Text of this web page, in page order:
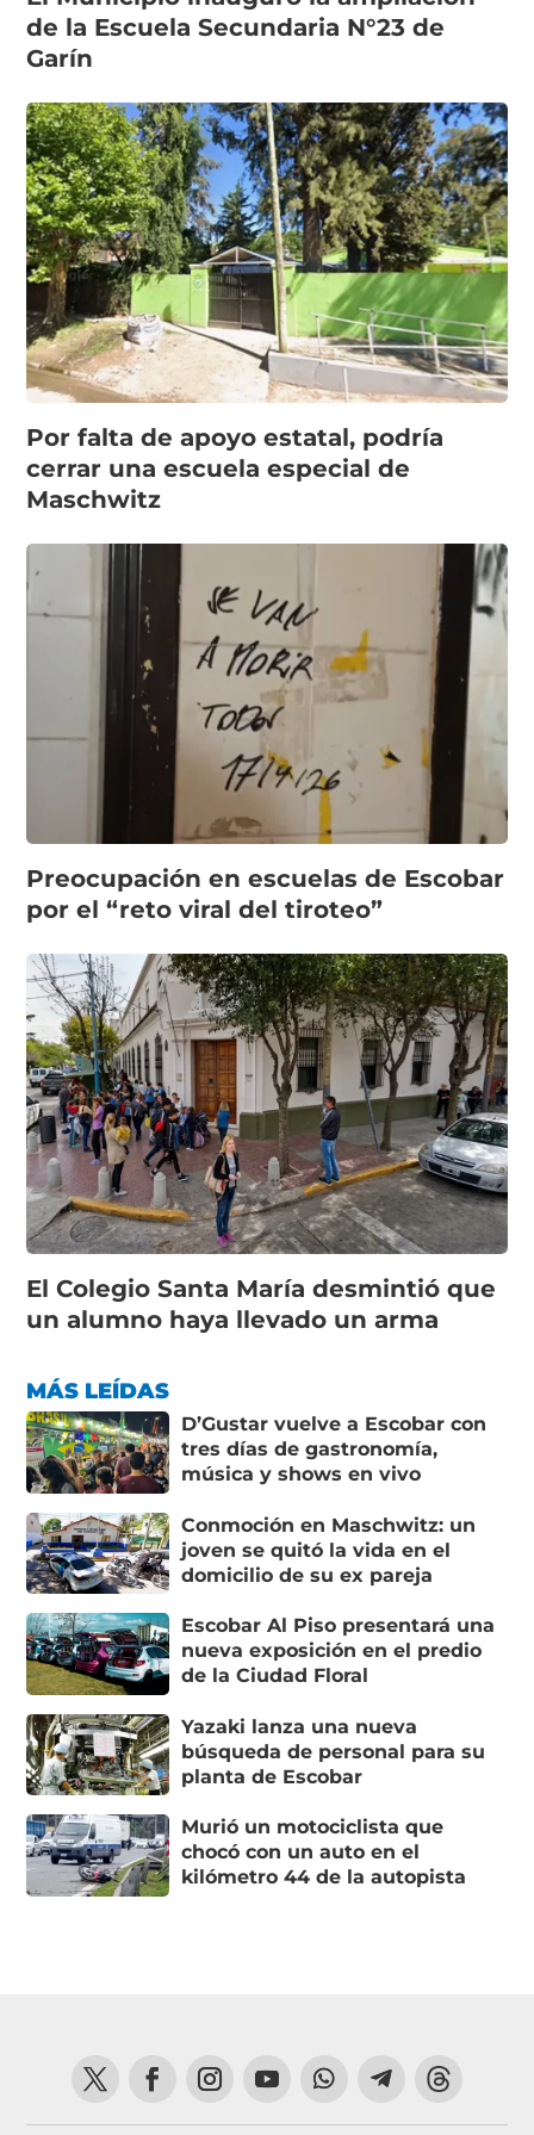
de la Escuela Secundaria N°23 de
Garín
Por falta de apoyo estatal, podría
cerrar una escuela especial de
Maschwitz
Preocupación en escuelas de Escobar
por el “reto viral del tiroteo”
El Colegio Santa María desmintió que
un alumno haya llevado un arma
MÁS LEÍDAS
D’Gustar vuelve a Escobar con
tres días de gastronomía,
música y shows en vivo
Conmoción en Maschwitz: un
joven se quitó la vida en el
domicilio de su ex pareja
Escobar Al Piso presentará una
nueva exposición en el predio
de la Ciudad Floral
Yazaki lanza una nueva
búsqueda de personal para su
planta de Escobar
Murió un motociclista que
chocó con un auto en el
kilómetro 44 de la autopista